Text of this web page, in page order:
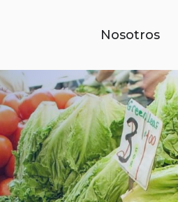
Nosotros